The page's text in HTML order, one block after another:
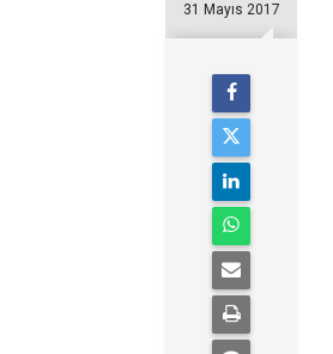
31 Mayıs 2017